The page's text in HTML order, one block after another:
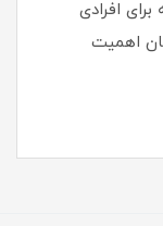
افرادی
اهمیت